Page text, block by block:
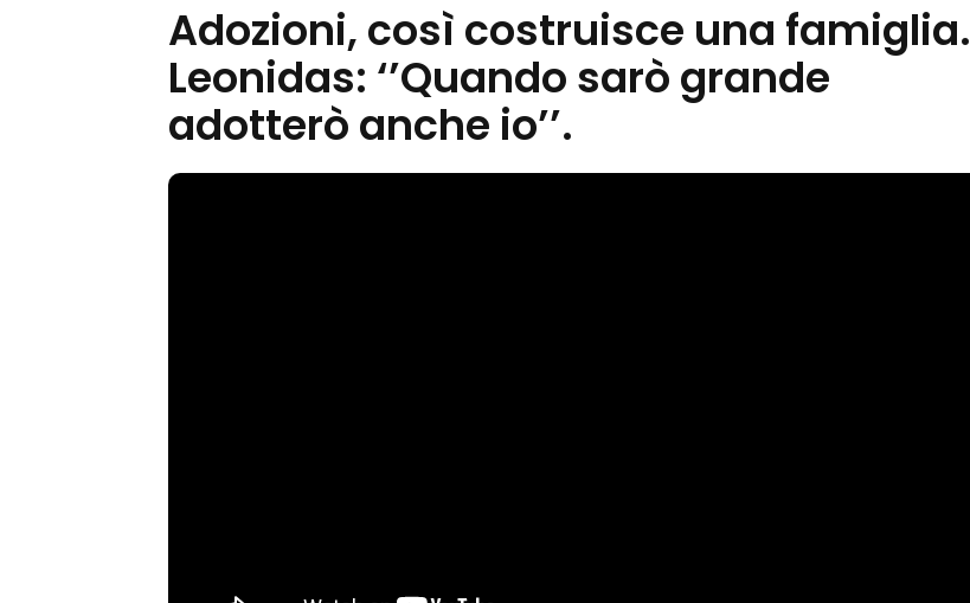
Adozioni, così costruisce una famiglia.
Leonidas: ‘’Quando sarò grande
adotterò anche io’’.